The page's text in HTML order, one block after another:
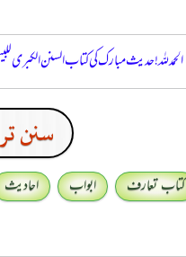
الحمدللہ! حدیث مبارک کی کتاب السنن
سنن
کتاب تعارف ابواب احادیث